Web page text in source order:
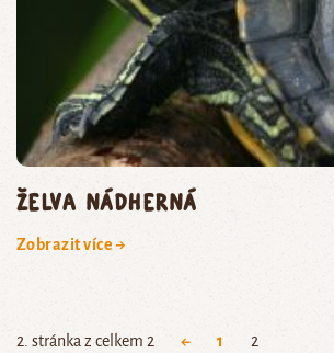
želva nádherná
Zobrazit více →
2. stránka z celkem 2 ← 1 2